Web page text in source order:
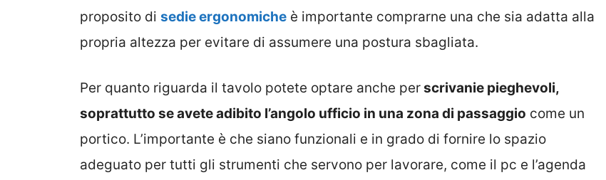
proposito di sedie ergonomiche è importante comprarne una che sia adatta alla
propria altezza per evitare di assumere una postura sbagliata.
Per quanto riguarda il tavolo potete optare anche perscrivanie pieghevoli,
soprattutto se avete adibito l’angolo ufficio in una zona di passaggio come un
portico. L’importante è che siano funzionali e in grado di fornire lo spazio
adeguato per tutti gli strumenti che servono per lavorare, come il pc e l’agenda